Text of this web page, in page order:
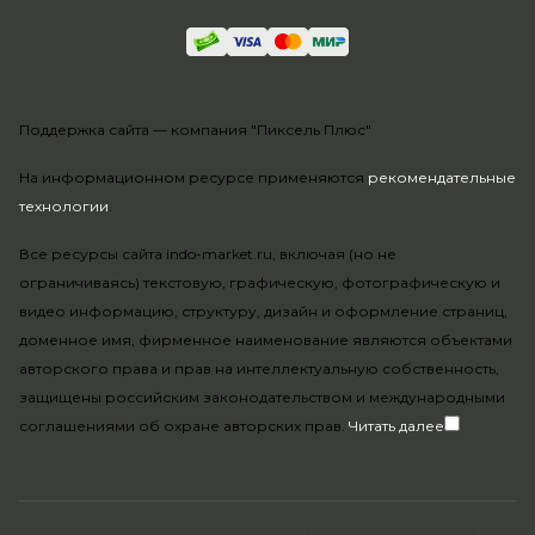
На информационном ресурсе применяются рекомендательные
технологии.
Все ресурсы сайта indo-market.ru, включая (но не
ограничиваясь) текстовую, графическую, фотографическую и
видео информацию, структуру, дизайн и оформление страниц,
доменное имя, фирменное наименование являются объектами
авторского права и прав на интеллектуальную собственность,
защищены российским законодательством и международными
соглашениями об охране авторских прав. Читать далее
Поддержка сайта — компания "Пиксель Плюс"